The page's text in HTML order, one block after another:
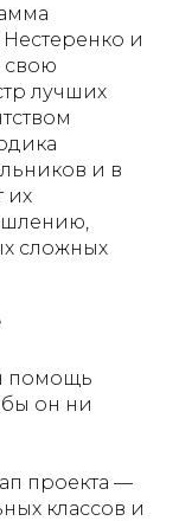
Нестеренко и
свою
лучших
и в
их
сложных
помощь
бы он ни
проекта —
классов и